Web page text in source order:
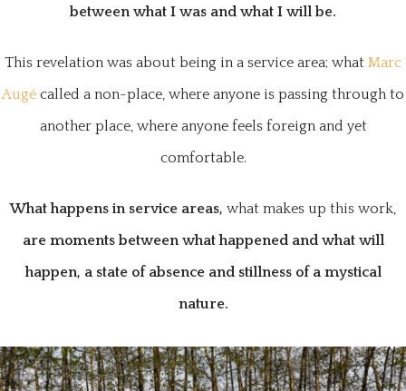
between what I was and what I will be.
This revelation was about being in a service area; what Marc
Augé called a non-place, where anyone is passing through to
another place, where anyone feels foreign and yet
comfortable.
What happens in service areas, what makes up this work,
are moments between what happened and what will
happen, a state of absence and stillness of a mystical
nature.